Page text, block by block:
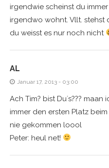
irgendwie scheinst du
irgendwo wohnt. Vllt. stehst
du weisst es nur noch nicht
AL
Januar 17, 2013 - 03:00
Ach Tim? bist Du´s???
immer den ersten Platz
nie gekommen loool
Peter: heul net!